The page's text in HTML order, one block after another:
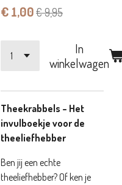
€ 1,00€ 9,95
In
winkelwagen
Theekrabbels – Het
invulboekje voor de
theeliefhebber
Ben jij een echte
theeliefhebber? Of ken je